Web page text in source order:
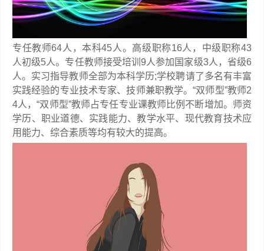
专任教师64人，本科45人。高级职称16人，中级职称43
人初级5人。专任教师接受培训9人参加国家级3人，省级6
人。实习指导教师全部为本科学历;学校聘请了多名有丰富
实践经验的专业技术专家、技师兼职教学。“双师型”教师2
4人，“双师型”教师占专任专业课教师比例不断增加。师资
学历、职业道德、实践能力、教学水平、现代教育技术应
用能力、综合素质等均有较大的提高。